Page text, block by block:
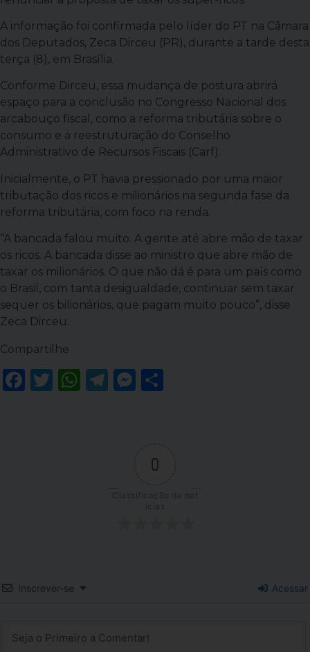
A informação foi confirmada pelo líder do PT na Câmara
dos Deputados, Zeca Dirceu (PR), durante a tarde desta
terça (8), em Brasília.
Conforme Dirceu, essa mudança de postura abrirá
espaço para a conclusão no Congresso Nacional dos
arcabouço fiscal, como a reforma tributária sobre o
consumo e a reestruturação do Conselho
Administrativo de Recursos Fiscais (Carf).
Inicialmente, o PT havia pressionado por uma maior
tributação dos ricos e milionários na segunda fase da
reforma tributária, com foco na renda.
“A bancada falou muito. A gente até abre mão de taxar
os ricos. A bancada disse ao ministro que abre mão de
taxar os milionários. O que não dá é para um país como
o Brasil, com tanta desigualdade, continuar sem taxar
sequer os bilionários, que pagam muito pouco”, disse
Zeca Dirceu.
Compartilhe
Facebook
Twitter
WhatsApp
Telegram
Messenger
0
Classificação da not
Inscrever-se Acessar